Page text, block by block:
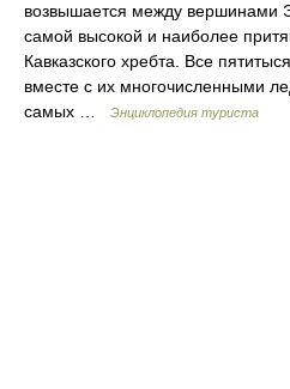
возвышается между вершинами
самой высокой и наиболее
Кавказского хребта. Все
вместе с их многочисленными
самых …
Энциклопедия туриста